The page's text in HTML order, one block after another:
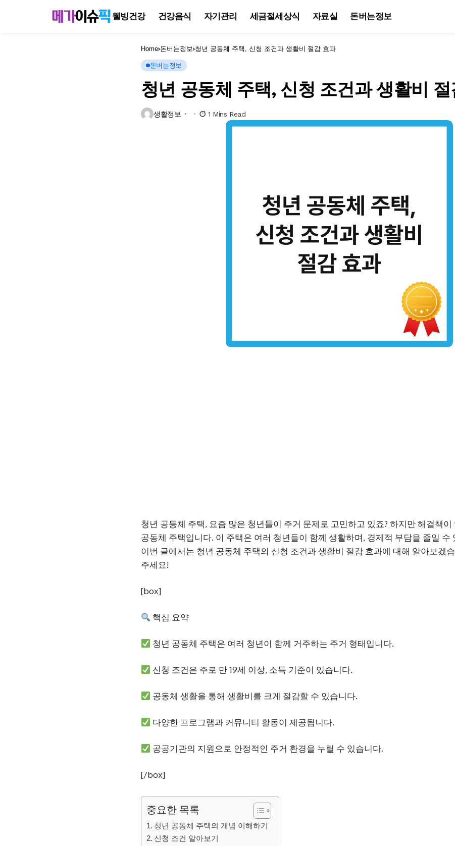
웰빙건강 건강음식 자기관리 세금절세상식 자료실 돈버는정보
Home 돈버는정보 청년 공동체 주택, 신청 조건과 생활비 절감 효과
돈버는정보
청년 공동체 주택, 신청 조건과 생활비
생활정보 1 Mins Read
청년 공동체 주택, 요즘 많은 청년들이 주거 문제로 고민하고 있죠? 하지만 해결책이
공동체 주택입니다. 이 주택은 여러 청년들이 함께 생활하며, 경제적 부담을 줄일 수
이번 글에서는 청년 공동체 주택의 신청 조건과 생활비 절감 효과에 대해 알아보겠
주세요!
[box]
핵심 요약
청년 공동체 주택은 여러 청년이 함께 거주하는 주거 형태입니다.
신청 조건은 주로 만 19세 이상, 소득 기준이 있습니다.
공동체 생활을 통해 생활비를 크게 절감할 수 있습니다.
다양한 프로그램과 커뮤니티 활동이 제공됩니다.
공공기관의 지원으로 안정적인 주거 환경을 누릴 수 있습니다.
[/box]
중요한 목록
청년 공동체 주택의 개념 이해하기
신청 조건 알아보기